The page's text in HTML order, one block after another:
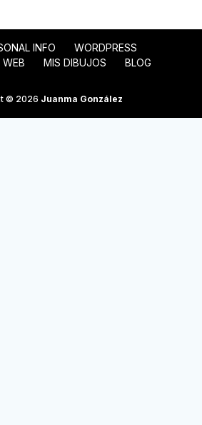
INFO
WORDPRESS
MIS DIBUJOS BLOG
© 2026 Juanma González